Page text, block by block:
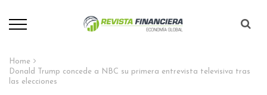
Home
Donald Trump concede a NBC su primera entrevista televisiva tras
las elecciones